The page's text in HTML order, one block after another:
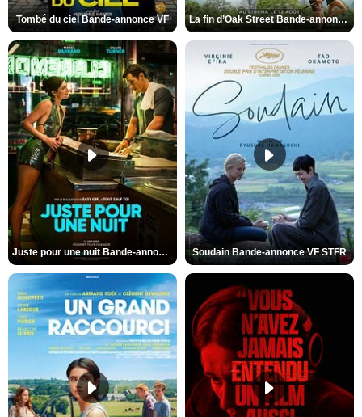
Tombé du ciel Bande-annonce VF La fin d’Oak Street Bande-annonce VO STFR
Juste pour une nuit Bande-annonce VO STFR Soudain Bande-annonce VF STFR